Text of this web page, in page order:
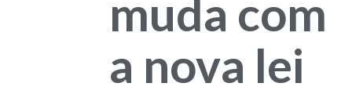
muda com
a nova lei